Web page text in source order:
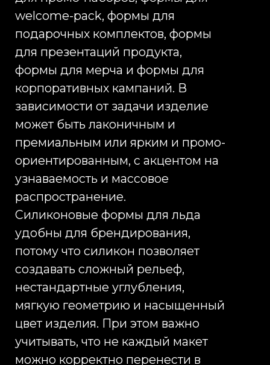
нестандартная форма,
брендирование и
контролируемая себестоимость.
Корректное написание —
изготовление силиконовых форм
для льда в Китае. Для SEO-
страницы важно учитывать оба
поисковых поведения, но в
коммерческом тексте мы
используем грамотную
точность описания услуги.
Китайское производство
подходит для проектов, где
требуется индивидуальная пресс-
форма, нестандартная геометрия,
оптовая партия, выбор цвета,
упаковка, контроль образца и
доставка в Россию.
При работе с Китаем важно не
сводить задачу к поиску самой
низкой цены. Для силиконовых
форм для льда качество
производства напрямую влияет
на внешний вид изделия,
безопасность использования,
точность рельефа и восприятие
бренда. Мы подбираем фабрику